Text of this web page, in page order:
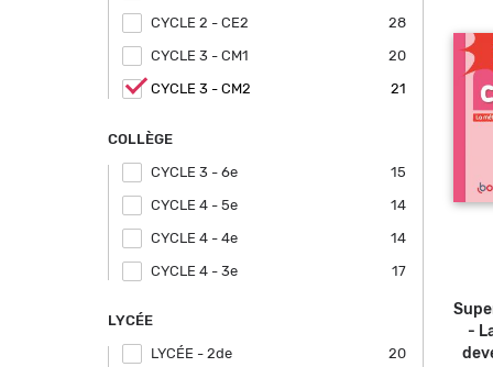
-
CYCLE 2 - CE2 28
Apply CYCLE 2 - CE2 filter
CYCLE 3 - CM1 20
Apply CYCLE 3 - CM1 filter
Remove
filter
CYCLE 3 - CM2 21
COLLÈGE
CYCLE 3 - 6e 15
Apply CYCLE 3 - 6e filter
CYCLE 4 - 5e 14
Apply CYCLE 4 - 5e filter
CYCLE 4 - 4e 14
Apply CYCLE 4 - 4e filter
CYCLE 4 - 3e 17
Apply CYCLE 4 - 3e filter
LYCÉE
LYCÉE - 2de 20
Apply LYCÉE - 2de filter